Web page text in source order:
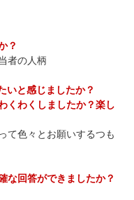
？
者の人柄
いと感じましたか？
わくしましたか？楽し
て色々とお願いするつも
回答ができましたか？